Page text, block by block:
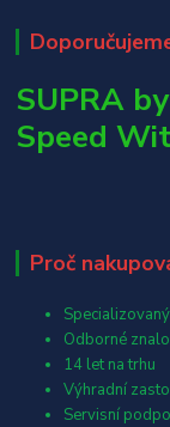
SUPRA
Speed
Proč
Odborné
14 let na trhu
Výhradní
Servisní